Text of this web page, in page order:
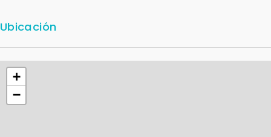
Ubicación
+
−